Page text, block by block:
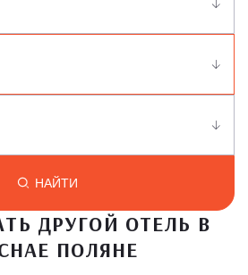
НАЙТИ
ДРУГОЙ ОТЕЛЬ В
ПОЛЯНЕ